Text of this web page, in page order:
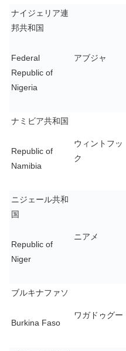
ナイジェリア連
邦共和国
Federal
Republic of
Nigeria
アブジャ
ナミビア共和国
Republic of
Namibia
ウィントフッ
ク
ニジェール共和
国
Republic of
Niger
ニアメ
ブルキナファソ
Burkina Faso
ワガドゥグー